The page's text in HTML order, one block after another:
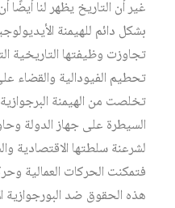
غير أن التاريخ يظهر لنا
بشكل دائم للهيمنة
تجاوزت وظيفتها التاريخية
تحطيم الفيودالية والقضاء
تخلصت من الهيمنة
السيطرة على جهاز الدولة
لشرعنة سلطتها الاقتصادية
فتمكنت الحركات العمالية
هذه الحقوق ضد البورجوازية